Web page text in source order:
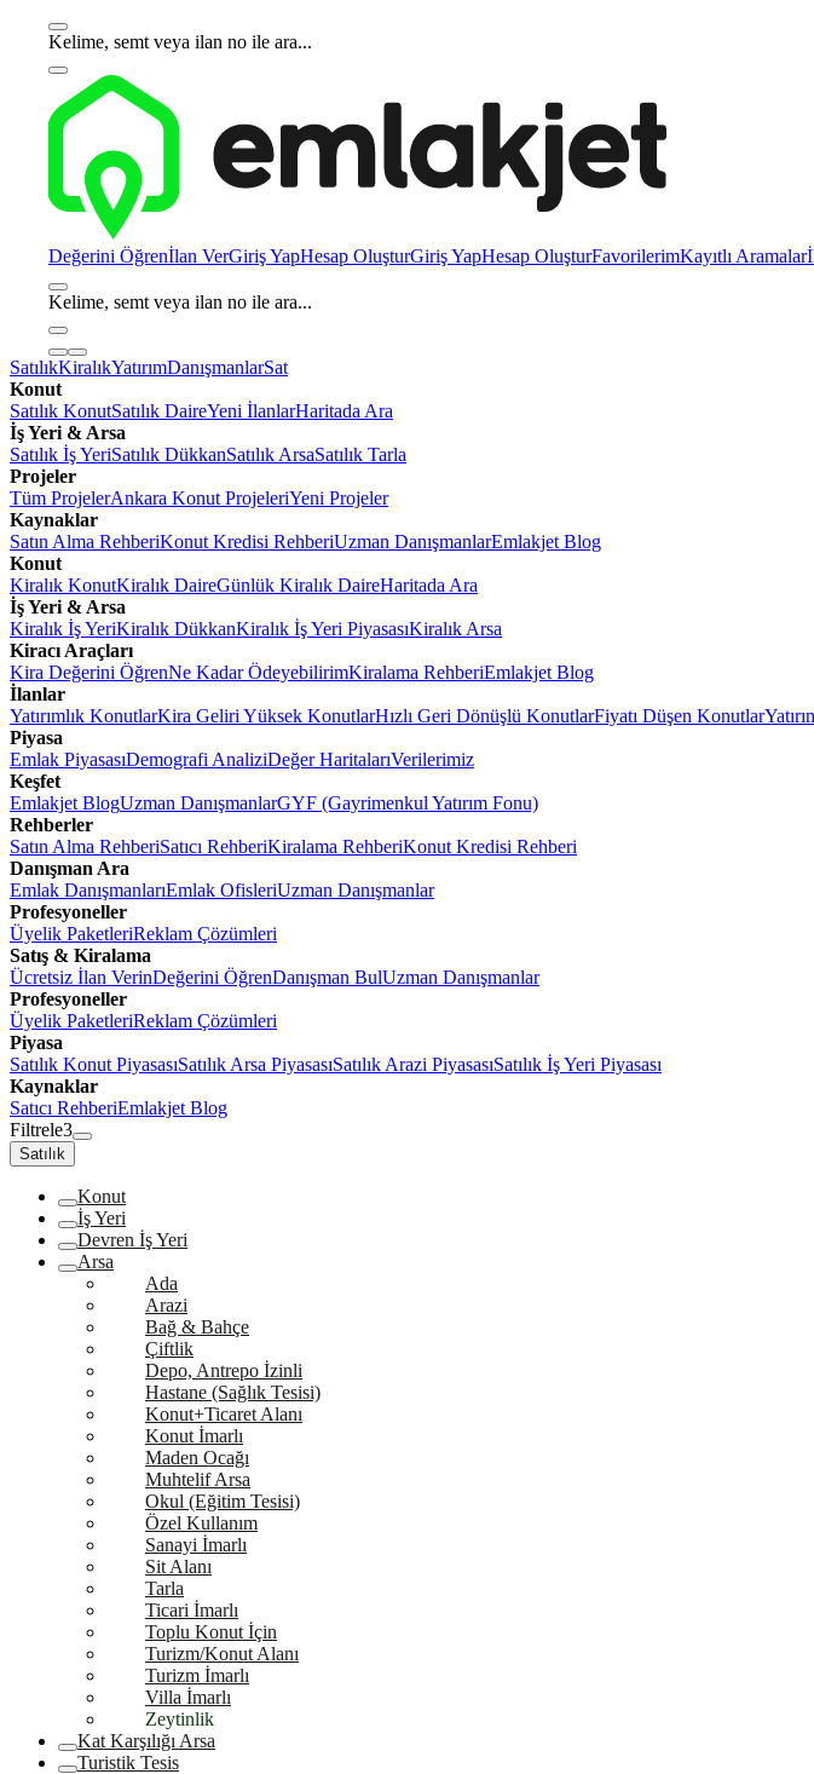
Kelime, semt veya ilan no ile ara...
Değerini Öğrenİlan VerGiriş YapHesap OluşturGiriş YapHesap OluşturFavorilerimKayıtlı Aramalar
Kelime, semt veya ilan no ile ara...
SatılıkKiralıkYatırımDanışmanlarSat
Konut
Satılık KonutSatılık DaireYeni İlanlarHaritada Ara
İş Yeri & Arsa
Satılık İş YeriSatılık DükkanSatılık ArsaSatılık Tarla
Projeler
Tüm ProjelerAnkara Konut ProjeleriYeni Projeler
Kaynaklar
Satın Alma RehberiKonut Kredisi RehberiUzman DanışmanlarEmlakjet Blog
Konut
Kiralık KonutKiralık DaireGünlük Kiralık DaireHaritada Ara
İş Yeri & Arsa
Kiralık İş YeriKiralık DükkanKiralık İş Yeri PiyasasıKiralık Arsa
Kiracı Araçları
Kira Değerini ÖğrenNe Kadar ÖdeyebilirimKiralama RehberiEmlakjet Blog
İlanlar
Yatırımlık KonutlarKira Geliri Yüksek KonutlarHızlı Geri Dönüşlü KonutlarFiyatı Düşen Konutlar
Piyasa
Emlak PiyasasıDemografi AnaliziDeğer HaritalarıVerilerimiz
Keşfet
Emlakjet BlogUzman DanışmanlarGYF (Gayrimenkul Yatırım Fonu)
Rehberler
Satın Alma RehberiSatıcı RehberiKiralama RehberiKonut Kredisi Rehberi
Danışman Ara
Emlak DanışmanlarıEmlak OfisleriUzman Danışmanlar
Profesyoneller
Üyelik PaketleriReklam Çözümleri
Satış & Kiralama
Ücretsiz İlan VerinDeğerini ÖğrenDanışman BulUzman Danışmanlar
Profesyoneller
Üyelik PaketleriReklam Çözümleri
Piyasa
Satılık Konut PiyasasıSatılık Arsa PiyasasıSatılık Arazi PiyasasıSatılık İş Yeri Piyasası
Kaynaklar
Satıcı RehberiEmlakjet Blog
Filtrele3
Satılık
Konut
İş Yeri
Devren İş Yeri
Arsa
Ada
Arazi
Bağ & Bahçe
Çiftlik
Depo, Antrepo İzinli
Hastane (Sağlık Tesisi)
Konut+Ticaret Alanı
Konut İmarlı
Maden Ocağı
Muhtelif Arsa
Okul (Eğitim Tesisi)
Özel Kullanım
Sanayi İmarlı
Sit Alanı
Tarla
Ticari İmarlı
Toplu Konut İçin
Turizm/Konut Alanı
Turizm İmarlı
Villa İmarlı
Zeytinlik
Kat Karşılığı Arsa
Turistik Tesis